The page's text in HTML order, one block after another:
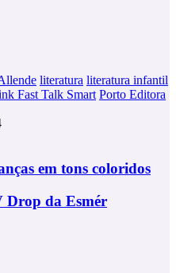
literatura literatura infantil
Fast Talk Smart Porto Editora
em tons coloridos
da Esmér